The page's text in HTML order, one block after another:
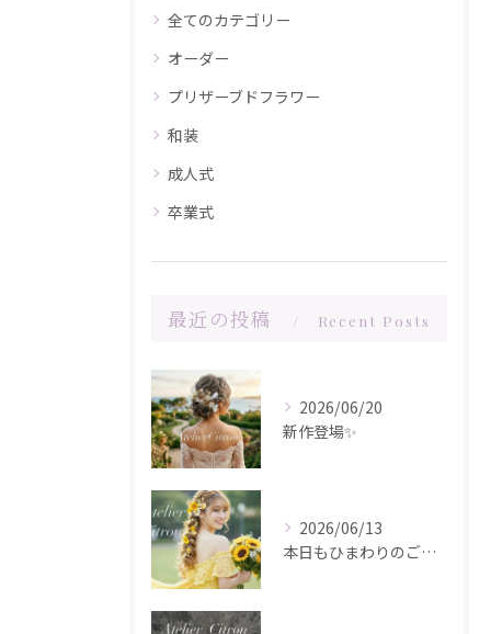
全てのカテゴリー
オーダー
プリザーブドフラワー
和装
成人式
卒業式
最近の投稿 Recent Posts
2026/06/20
新作登場✨️
2026/06/13
本日もひまわりのご注文ありがとうございます✨️